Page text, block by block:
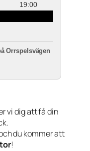
19:00
Orrspelsvägen
vi dig att få din
du kommer att
!